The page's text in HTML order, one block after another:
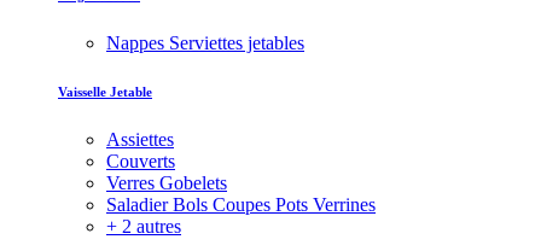
Nappes Serviettes jetables
Vaisselle Jetable
Assiettes
Couverts
Verres Gobelets
Saladier Bols Coupes Pots Verrines
+ 2 autres